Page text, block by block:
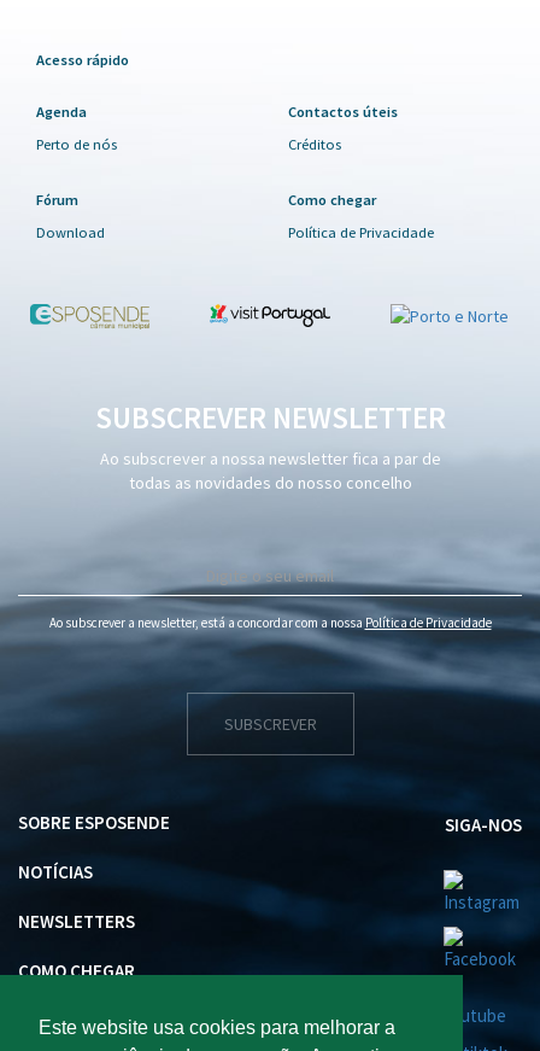
Este website usa cookies para melhorar a
Acesso rápido
Agenda
Perto de nós
Contactos úteis
Créditos
Fórum
Download
Como chegar
Política de Privacidade
SUBSCREVER NEWSLETTER
Ao subscrever a nossa newsletter fica a par de
todas as novidades do nosso concelho
Ao subscrever a newsletter, está a concordar com a nossa Política de Privacidade
SUBSCREVER
SOBRE ESPOSENDE
NOTÍCIAS
NEWSLETTERS
COMO CHEGAR
INVESTIR EM ESPOSENDE
SIGA-NOS